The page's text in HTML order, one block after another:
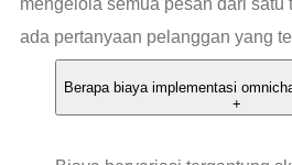
mengelola semua pesan dari satu
ada pertanyaan pelanggan yang
Berapa biaya implementasi
+